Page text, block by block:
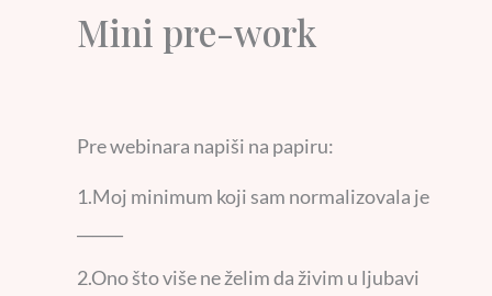
Mini pre-work
Pre webinara napiši na papiru:
1.Moj minimum koji sam normalizovala je
2.Ono što više ne želim da živim u ljubavi